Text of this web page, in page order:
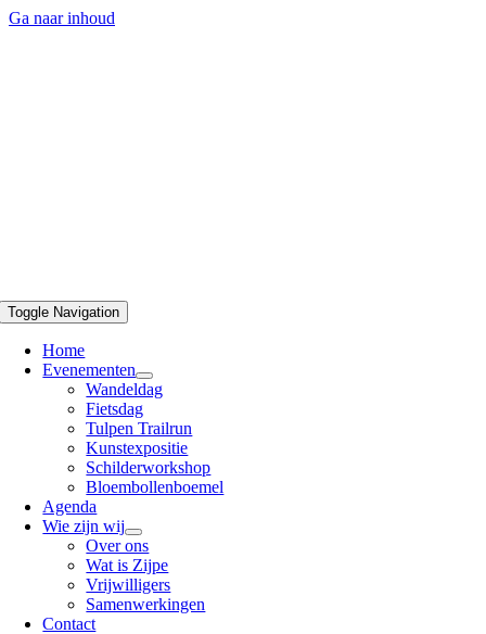
Ga naar inhoud
Toggle Navigation
Home
Evenementen
Wandeldag
Fietsdag
Tulpen Trailrun
Kunstexpositie
Schilderworkshop
Bloembollenboemel
Agenda
Wie zijn wij
Over ons
Wat is Zijpe
Vrijwilligers
Samenwerkingen
Contact